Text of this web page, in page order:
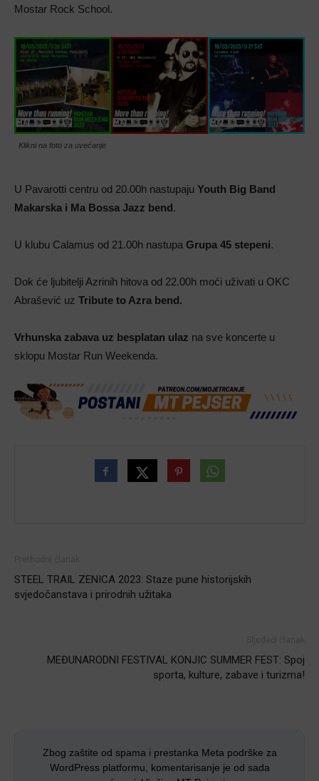
Mostar Rock School.
Klikni na foto za uvećanje
U Pavarotti centru od 20.00h nastupaju Youth Big Band
Makarska i Ma Bossa Jazz bend.
U klubu Calamus od 21.00h nastupa Grupa 45 stepeni.
Dok će ljubitelji Azrinih hitova od 22.00h moći uživati u OKC
Abrašević uz Tribute to Azra bend.
Vrhunska zabava uz besplatan ulaz na sve koncerte u
sklopu Mostar Run Weekenda.
STEEL TRAIL ZENICA 2023: Staze pune historijskih
svjedočanstava i prirodnih užitaka
MEĐUNARODNI FESTIVAL KONJIC SUMMER FEST: Spoj
sporta, kulture, zabave i turizma!
Zbog zaštite od spama i prestanka Meta podrške za
WordPress platformu, komentarisanje je od sada